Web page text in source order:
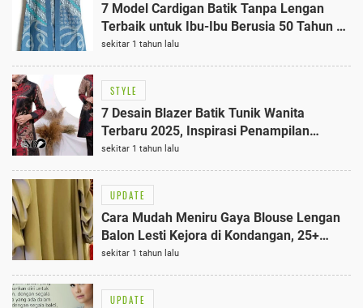
7 Model Cardigan Batik Tanpa Lengan
Terbaik untuk Ibu-Ibu Berusia 50 Tahun di
Acara Resmi dan Kondangan
sekitar 1 tahun lalu
STYLE
7 Desain Blazer Batik Tunik Wanita
Terbaru 2025, Inspirasi Penampilan
Elegan dan Modern
sekitar 1 tahun lalu
UPDATE
Cara Mudah Meniru Gaya Blouse Lengan
Balon Lesti Kejora di Kondangan, 25+
Tahun Wajib Tahu
sekitar 1 tahun lalu
UPDATE